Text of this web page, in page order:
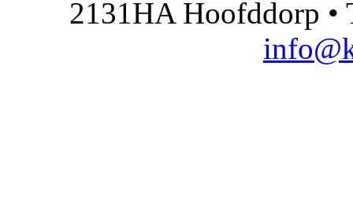
2131HA Hoofddorp •